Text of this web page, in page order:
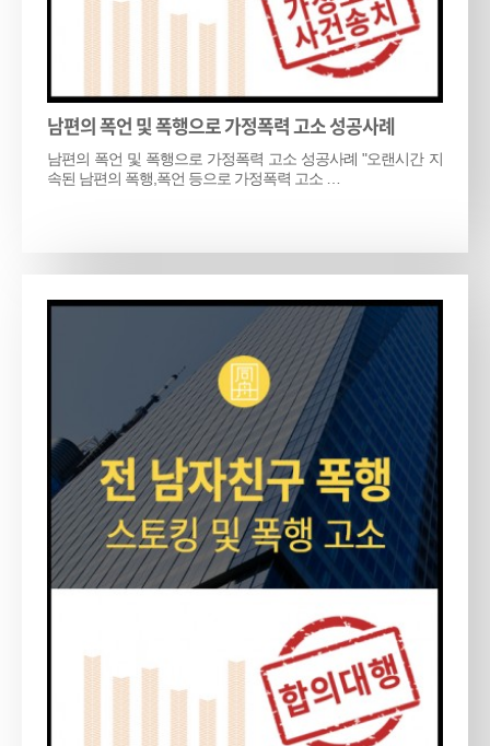
남편의 폭언 및 폭행으로 가정폭력 고소 성공사례
남편의 폭언 및 폭행으로 가정폭력 고소 성공사례 "오랜시간 지
속된 남편의 폭행,폭언 등으로 가정폭력 고소 …